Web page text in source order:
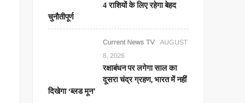
4 राशियों के लिए रहेगा बेहद
चुनौतीपूर्ण
Current News TV
AUGUST
8, 2026
रक्षाबंधन पर लगेगा साल का
दूसरा चंद्र ग्रहण, भारत में नहीं
दिखेगा ‘ब्लड मून’